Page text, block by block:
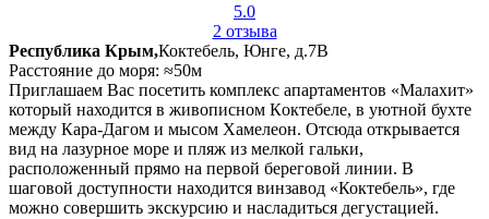
5.0
2 отзыва
Республика Крым,Коктебель, Юнге, д.7В
Расстояние до моря: ≈50м
Приглашаем Вас посетить комплекс апартаментов «Малахит»
который находится в живописном Кoктебеле, в уютной бухте
между Кара-Дагом и мысом Хамелеон. Отсюда открывается
вид на лазурное море и пляж из мелкой гальки,
расположенный прямо на первой береговой линии. В
шаговой доступности находится винзавод «Коктебель», где
можно совершить экскурсию и насладиться дегустацией.